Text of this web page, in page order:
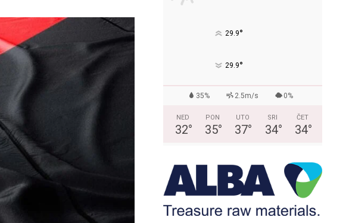
29.9°
29.9°
35% 2.5m/s 0%
NED
32°
PON
35°
UTO
37°
SRI
34°
ČET
34°